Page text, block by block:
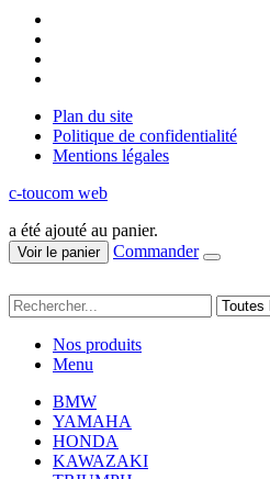
Plan du site
Politique de confidentialité
Mentions légales
c-toucom web
a été ajouté au panier.
Voir le panier Commander
Nos produits
Menu
BMW
YAMAHA
HONDA
KAWAZAKI